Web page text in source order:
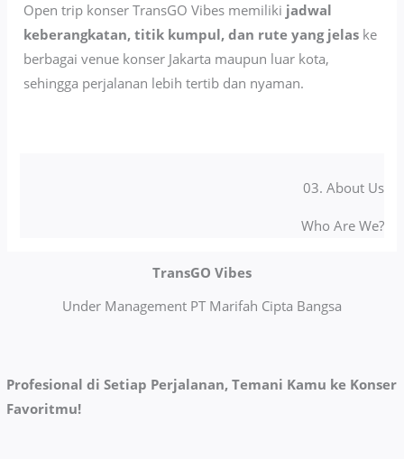
Open trip konser TransGO Vibes memiliki jadwal
keberangkatan, titik kumpul, dan rute yang jelas ke
berbagai venue konser Jakarta maupun luar kota,
sehingga perjalanan lebih tertib dan nyaman.
03. About Us
Who Are We?
TransGO Vibes
Under Management PT Marifah Cipta Bangsa
Profesional di Setiap Perjalanan, Temani Kamu ke Konser
Favoritmu!